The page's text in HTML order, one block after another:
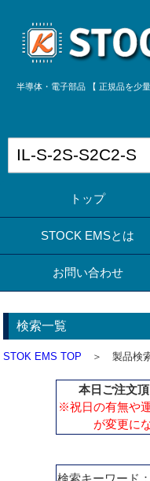
半導体・電子部品 【 正規品を少
トップ
STOCK EMSとは
お問い合わせ
検索一覧
STOK EMS TOP ＞ 製品検索
本日ご注文
※祝日の有無や
が変更に
検索キーワード：